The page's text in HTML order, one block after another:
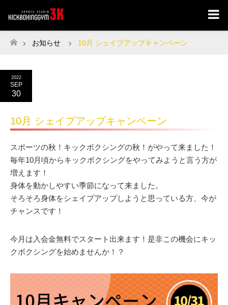
ホーム
お知らせ 10月 シェイプアップキャンペーン
2022
SEP
30
10月 シェイプアップキャンペーン
スポーツの秋！キックボクシングの秋！がやって来ました！
毎年10月頃からキックボクシングをやってみようと言う方が
増えます！
身体を動かしやすい季節になって来ました。
そろそろ身体をシェイプアップしようと思っている方、今が
チャンスです！
今月は入会金無料でスタート出来ます！是非この機会にキッ
クボクシングを始めませんか！？